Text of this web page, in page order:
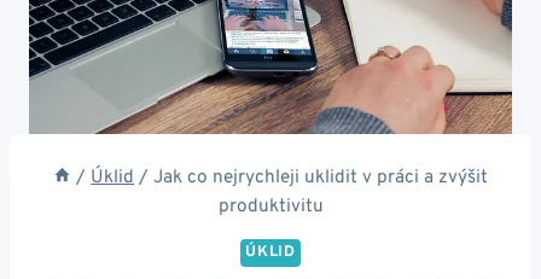
/ Úklid / Jak co nejrychleji uklidit v práci a zvýšit
produktivitu
ÚKLID